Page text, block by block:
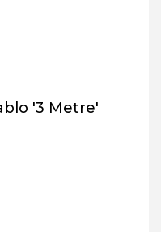
'3 Metre'